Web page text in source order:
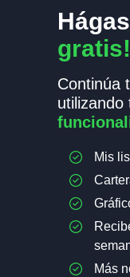
gratis!
Continúa
utilizando
Mis
Más